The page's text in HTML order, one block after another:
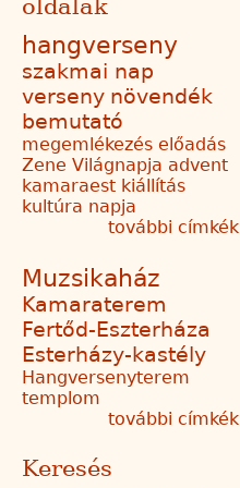
oldalak
hangverseny
szakmai nap
verseny növendék
bemutató
megemlékezés előadás
Zene Világnapja advent
kamaraest kiállítás
kultúra napja
további címkék
Muzsikaház
Kamaraterem
Fertőd-Eszterháza
Esterházy-kastély
Hangversenyterem
templom
további címkék
Keresés